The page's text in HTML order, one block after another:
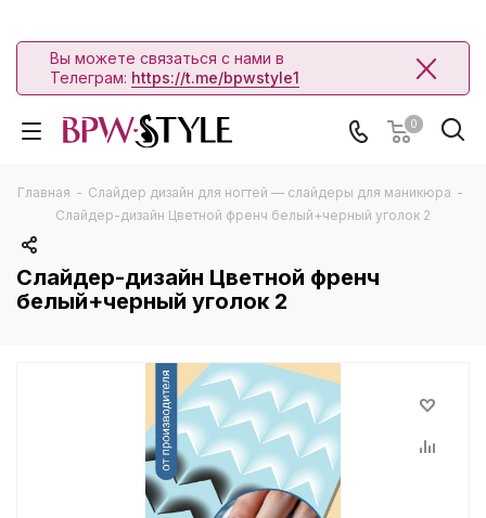
Вы можете связаться с нами в
Телеграм: https://t.me/bpwstyle1
0
Главная - Слайдер дизайн для ногтей — слайдеры для маникюра -
Слайдер-дизайн Цветной френч белый+черный уголок 2
Слайдер-дизайн Цветной френч
белый+черный уголок 2